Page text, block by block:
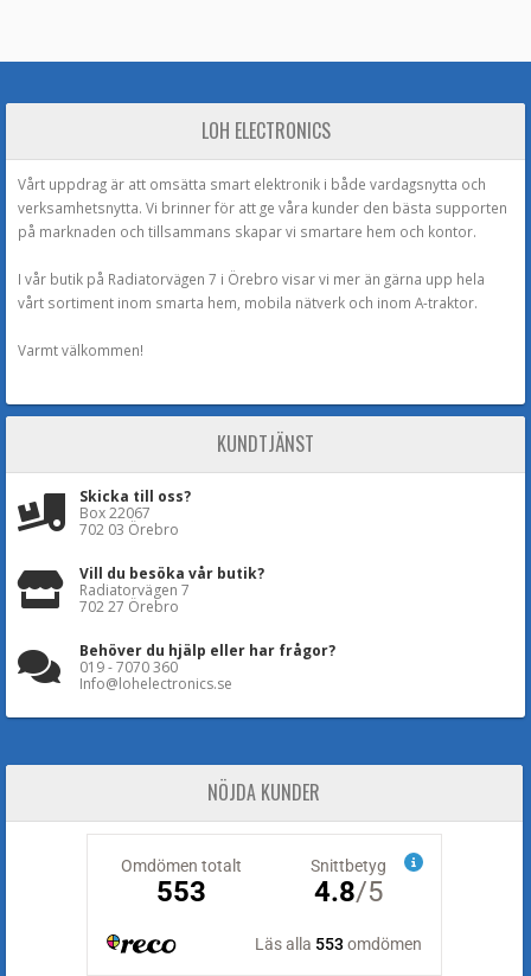
LOH ELECTRONICS
Vårt uppdrag är att omsätta smart elektronik i både vardagsnytta och
verksamhetsnytta. Vi brinner för att ge våra kunder den bästa supporten
på marknaden och tillsammans skapar vi smartare hem och kontor.
I vår butik på Radiatorvägen 7 i Örebro visar vi mer än gärna upp hela
vårt sortiment inom smarta hem, mobila nätverk och inom A-traktor.
Varmt välkommen!
KUNDTJÄNST
Skicka till oss?
Box 22067
702 03 Örebro
Vill du besöka vår butik?
Radiatorvägen 7
702 27 Örebro
Behöver du hjälp eller har frågor?
019 - 7070 360
Info@lohelectronics.se
NÖJDA KUNDER